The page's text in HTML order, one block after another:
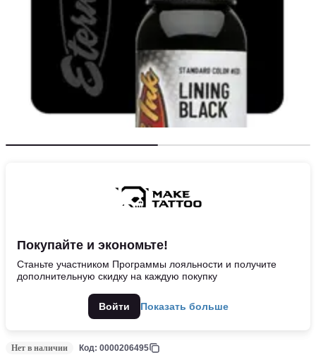
Покупайте и экономьте!
Станьте участником Программы лояльности и получите
дополнительную скидку на каждую покупку
Войти Показать больше
Нет в наличии Код: 0000206495